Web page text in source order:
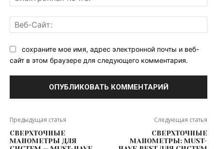
сохраните мое имя, адрес электронной почты и веб-
сайт в этом браузере для следующего комментария.
Предыдущая статья
СВЕРХТОЧНЫЕ
МАНОМЕТРЫ ДЛЯ
Следующая статья
СВЕРХТОЧНЫЕ
МАНОМЕТРЫ: MUST-